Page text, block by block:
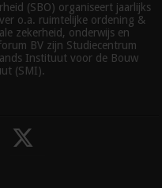
(SBO) organiseert jaarlijks
o.a. ruimtelijke ordening &
zekerheid, onderwijs en
BV zijn Studiecentrum
Instituut voor de Bouw
(SMI).